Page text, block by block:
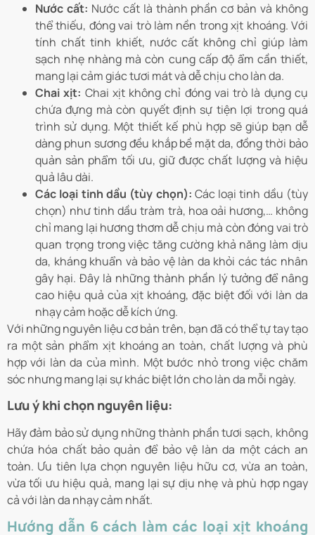
Nước cất: Nước cất là thành phần cơ bản và không
thể thiếu, đóng vai trò làm nền trong xịt khoáng. Với
tính chất tinh khiết, nước cất không chỉ giúp làm
sạch nhẹ nhàng mà còn cung cấp độ ẩm cần thiết,
mang lại cảm giác tươi mát và dễ chịu cho làn da.
Chai xịt: Chai xịt không chỉ đóng vai trò là dụng cụ
chứa đựng mà còn quyết định sự tiện lợi trong quá
trình sử dụng. Một thiết kế phù hợp sẽ giúp bạn dễ
dàng phun sương đều khắp bề mặt da, đồng thời bảo
quản sản phẩm tối ưu, giữ được chất lượng và hiệu
quả lâu dài.
Các loại tinh dầu (tùy chọn): Các loại tinh dầu (tùy
chọn) như tinh dầu tràm trà, hoa oải hương,… không
chỉ mang lại hương thơm dễ chịu mà còn đóng vai trò
quan trọng trong việc tăng cường khả năng làm dịu
da, kháng khuẩn và bảo vệ làn da khỏi các tác nhân
gây hại. Đây là những thành phần lý tưởng để nâng
cao hiệu quả của xịt khoáng, đặc biệt đối với làn da
nhạy cảm hoặc dễ kích ứng.
Với những nguyên liệu cơ bản trên, bạn đã có thể tự tay tạo
ra một sản phẩm xịt khoáng an toàn, chất lượng và phù
hợp với làn da của mình. Một bước nhỏ trong việc chăm
sóc nhưng mang lại sự khác biệt lớn cho làn da mỗi ngày.
Lưu ý khi chọn nguyên liệu:
Hãy đảm bảo sử dụng những thành phần tươi sạch, không
chứa hóa chất bảo quản để bảo vệ làn da một cách an
toàn. Ưu tiên lựa chọn nguyên liệu hữu cơ, vừa an toàn,
vừa tối ưu hiệu quả, mang lại sự dịu nhẹ và phù hợp ngay
cả với làn da nhạy cảm nhất.
Hướng dẫn 6 cách làm các loại xịt khoáng